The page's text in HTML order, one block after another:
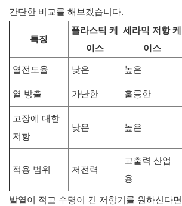
간단한 비교를 해보겠습니다.
특징
플라스틱 케
이스
세라믹 저항 케
이스
열전도율 낮은 높은
열 방출 가난한 훌륭한
고장에 대한
저항
낮은 높은
적용 범위 저전력
고출력 산업
용
발열이 적고 수명이 긴 저항기를 원하신다